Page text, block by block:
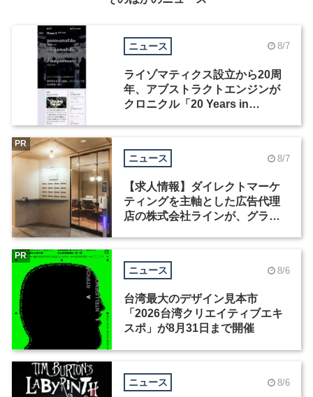
ニュース 8/7
ライゾマティクス設立から20周
年、アブストラクトエンジンが
クロニクル「20 Years in
ニュース 8/7
【求人情報】ダイレクトマーケ
ティングを主軸とした広告代理
店の株式会社ラインが、グラフ
PR
ニュース 8/6
台湾最大のデザイン見本市
「2026台湾クリエイティブエキ
スポ」が8月31日まで開催
PR
ニュース 8/6